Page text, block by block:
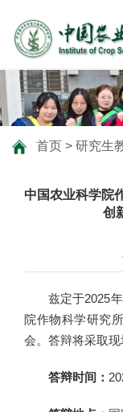
首页 > 研究生
中国农业科学院
创
兹定于2025
院作物科学研究
会。答辩将采取现
答辩时间：